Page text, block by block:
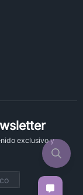
exclusivo y